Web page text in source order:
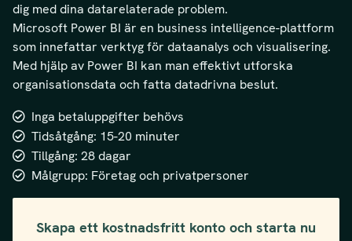
dig med dina datarelaterade problem.
Microsoft Power BI är en business intelligence-plattform
som innefattar verktyg för dataanalys och visualisering.
Med hjälp av Power BI kan man effektivt utforska
organisationsdata och fatta datadrivna beslut.
Inga betaluppgifter behövs
Tidsåtgång: 15-20 minuter
Tillgång: 28 dagar
Målgrupp: Företag och privatpersoner
Skapa ett kostnadsfritt konto och starta nu